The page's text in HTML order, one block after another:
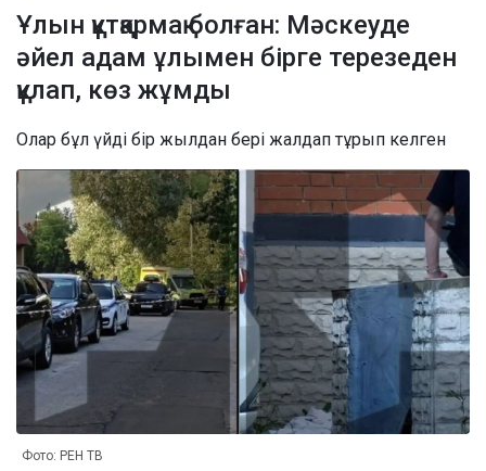
Ұлын құтқармақ болған: Мәскеуде
әйел адам ұлымен бірге терезеден
құлап, көз жұмды
Олар бұл үйді бір жылдан бері жалдап тұрып келген
Фото: РЕН ТВ